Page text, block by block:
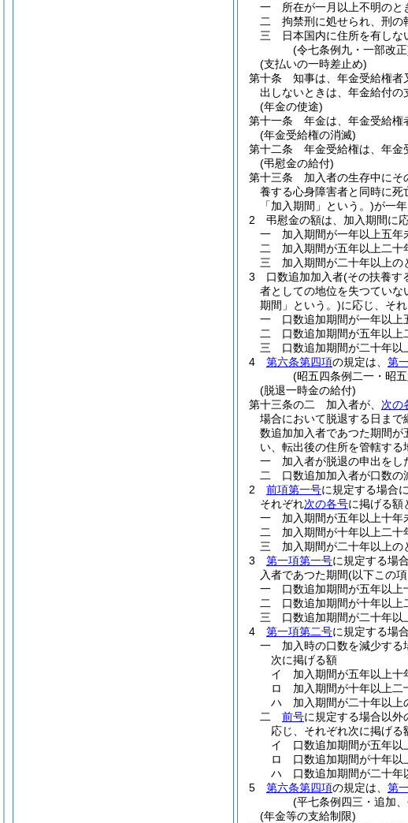
一
所在が一月以上不明のと
二
拘禁刑に処せられ、刑の
三
日本国内に住所を有しな
(令七条例九・一部改
(支払いの一時差止め)
第十条
知事は、年金受給権者
出しないときは、年金給付の
(年金の使途)
第十一条
年金は、年金受給権
(年金受給権の消滅)
第十二条
年金受給権は、年金
(弔慰金の給付)
第十三条
加入者の生存中に
養する心身障害者と同時に
「加入期間」という。)が一
2
弔慰金の額は、加入期間に
一
加入期間が一年以上五年
二
加入期間が五年以上二十
三
加入期間が二十年以上の
3
口数追加加入者(その扶養す
者としての地位を失つていな
期間」という。)に応じ、そ
一
口数追加期間が一年以上
二
口数追加期間が五年以上
三
口数追加期間が二十年以
4
第六条第四項の規定は、 第
(昭五四条例二一・昭
(脱退一時金の給付)
第十三条の二
加入者が、 次の
場合において脱退する日ま
数追加加入者であつた期間が
い、転出後の住所を管轄する
一
加入者が脱退の申出をし
二
口数追加加入者が口数の
2
前項第一号に規定する場合
それぞれ次の各号に掲げる額
一
加入期間が五年以上十年
二
加入期間が十年以上二十
三
加入期間が二十年以上の
3
第一項第一号に規定する場
入者であつた期間(以下この
一
口数追加期間が五年以上
二
口数追加期間が十年以上
三
口数追加期間が二十年以
4
第一項第二号に規定する場
一
加入時の口数を減少す
次に掲げる額
イ
加入期間が五年以上十
ロ
加入期間が十年以上二
ハ
加入期間が二十年以上
二
前号に規定する場合以
応じ、それぞれ次に掲げる
イ
口数追加期間が五年以
ロ
口数追加期間が十年以
ハ
口数追加期間が二十年
5
第六条第四項の規定は、 第
(平七条例四三・追加
(年金等の支給制限)